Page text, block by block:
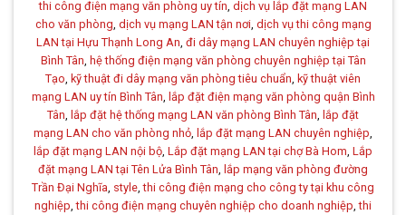
thi công điện mạng văn phòng uy tín dịch vụ lắp đặt mạng LAN
cho văn phòng dịch vụ mạng LAN tận nơi, dịch vụ thi công mạng
LAN tại Hựu Thạnh Long An đi dây mạng LAN chuyên nghiệp tại
Bình Tân hệ thống điện mạng văn phòng chuyên nghiệp tại Tân
Tạo kỹ thuật đi dây mạng văn phòng tiêu chuẩn kỹ thuật viên
mạng LAN uy tín Bình Tân lắp đặt điện mạng văn phòng quận Bình
Tân lắp đặt hệ thống mạng LAN văn phòng Bình Tân lắp đặt
mạng LAN cho văn phòng nhỏ lắp đặt mạng LAN chuyên nghiệp
lắp đặt mạng LAN nội bộ Lắp đặt mạng LAN tại chợ Bà Hom Lắp
đặt mạng LAN tại Tên Lửa Bình Tân lắp mạng văn phòng đường
Trần Đại Nghĩa style ,thi công điện mạng cho công ty tại khu công
nghiệp ,thi công điện mạng chuyên nghiệp cho doanh nghiệp ,thi